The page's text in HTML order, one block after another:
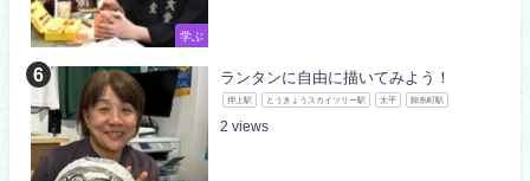
学ぶ
ランタンに自由に描いてみよう！
押上駅 とうきょうスカイツリー駅 太平 錦糸町駅
2